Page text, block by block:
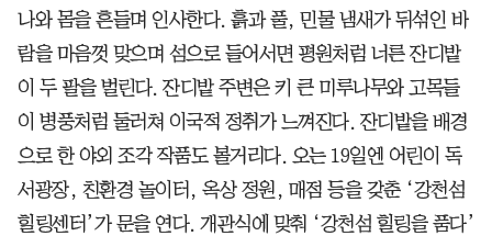
나와 몸을 흔들며 인사한다. 흙과 풀, 민물 냄새가 뒤섞인 바
람을 마음껏 맞으며 섬으로 들어서면 평원처럼 너른 잔디밭
이 두 팔을 벌린다. 잔디밭 주변은 키 큰 미루나무와 고목들
이 병풍처럼 둘러쳐 이국적 정취가 느껴진다. 잔디밭을 배경
으로 한 야외 조각 작품도 볼거리다. 오는 19일엔 어린이 독
서광장, 친환경 놀이터, 옥상 정원, 매점 등을 갖춘 ‘강천섬
힐링센터’가 문을 연다. 개관식에 맞춰 ‘강천섬 힐링을 품다’